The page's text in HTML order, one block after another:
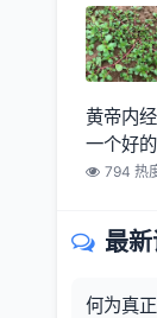
黄帝内
一个好
794 热
最
何为真